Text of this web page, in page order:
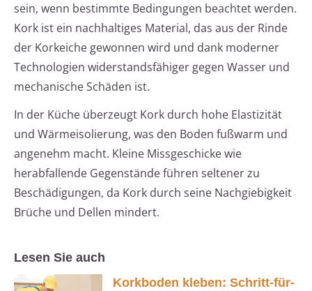
sein, wenn bestimmte Bedingungen beachtet werden.
Kork ist ein nachhaltiges Material, das aus der Rinde
der Korkeiche gewonnen wird und dank moderner
Technologien widerstandsfähiger gegen Wasser und
mechanische Schäden ist.
In der Küche überzeugt Kork durch hohe Elastizität
und Wärmeisolierung, was den Boden fußwarm und
angenehm macht. Kleine Missgeschicke wie
herabfallende Gegenstände führen seltener zu
Beschädigungen, da Kork durch seine Nachgiebigkeit
Brüche und Dellen mindert.
Lesen Sie auch
Korkboden kleben: Schritt-für-